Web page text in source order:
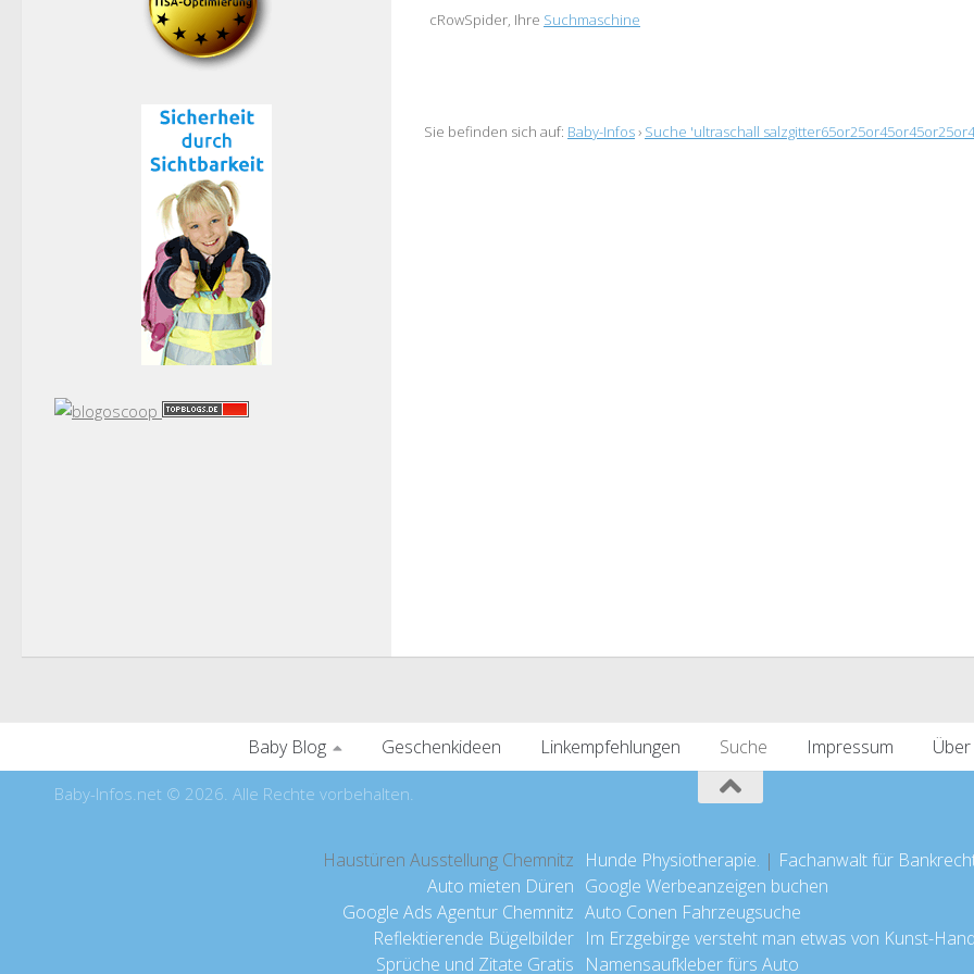
cRowSpider, Ihre Suchmaschine
Sie befinden sich auf: Baby-Infos› Suche 'ultraschall
Baby Blog Geschenkideen Linkempfehlungen Suche Impressum
Baby-Infos.net © 2026. Alle Rechte vorbehalten.
Haustüren Ausstellung Chemnitz
Auto mieten Düren
Google Ads Agentur Chemnitz
Reflektierende Bügelbilder
Sprüche und Zitate Gratis
Hunde Physiotherapie. | Fachanwalt für
Google Werbeanzeigen buchen
Auto Conen Fahrzeugsuche
Im Erzgebirge versteht man etwas von Kunst-
Namensaufkleber fürs Auto